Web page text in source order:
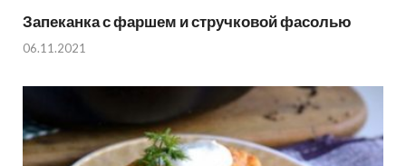
Запеканка с фаршем и стручковой фасолью
06.11.2021